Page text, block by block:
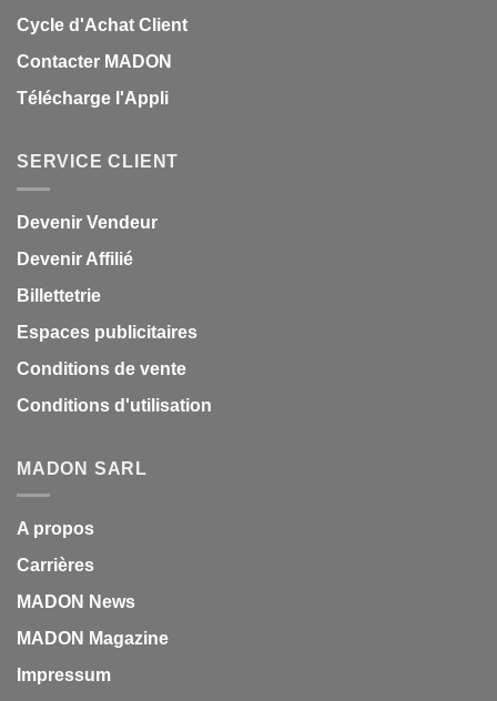
Cycle d'Achat Client
Contacter MADON
Télécharge l'Appli
SERVICE CLIENT
Devenir Vendeur
Devenir Affilié
Billettetrie
Espaces publicitaires
Conditions de vente
Conditions d'utilisation
MADON SARL
A propos
Carrières
MADON News
MADON Magazine
Impressum